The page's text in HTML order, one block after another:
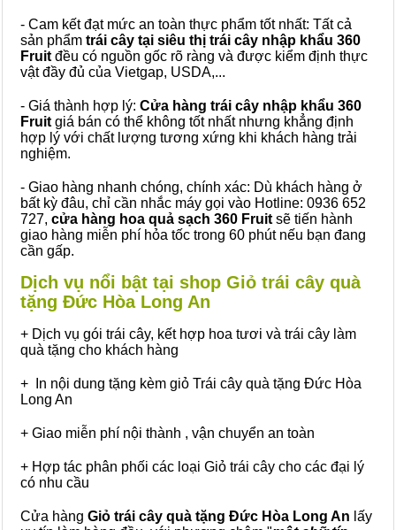
- Cam kết đạt mức an toàn thực phẩm tốt nhất: Tất cả
sản phẩm trái cây tại siêu thị trái cây nhập khẩu 360
Fruit đều có nguồn gốc rõ ràng và được kiểm định thực
vật đầy đủ của Vietgap, USDA,...
- Giá thành hợp lý: Cửa hàng trái cây nhập khẩu 360
Fruit giá bán có thể không tốt nhất nhưng khẳng định
hợp lý với chất lượng tương xứng khi khách hàng trải
nghiệm.
- Giao hàng nhanh chóng, chính xác: Dù khách hàng ở
bất kỳ đâu, chỉ cần nhắc máy gọi vào Hotline: 0936 652
727, cửa hàng hoa quả sạch 360 Fruit sẽ tiến hành
giao hàng miễn phí hỏa tốc trong 60 phút nếu bạn đang
cần gấp.
Dịch vụ nổi bật tại shop Giỏ trái cây quà
tặng Đức Hòa Long An
+ Dịch vụ gói trái cây, kết hợp hoa tươi và trái cây làm
quà tặng cho khách hàng
+ In nội dung tặng kèm giỏ Trái cây quà tặng Đức Hòa
Long An
+ Giao miễn phí nội thành , vận chuyển an toàn
+ Hợp tác phân phối các loại Giỏ trái cây cho các đại lý
có nhu cầu
Cửa hàng Giỏ trái cây quà tặng Đức Hòa Long An lấy